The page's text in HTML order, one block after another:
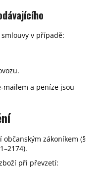
v případě:
a peníze jsou
zákoníkem (§
při převzetí: